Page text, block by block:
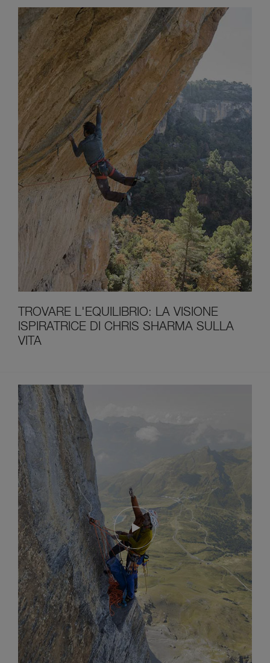
TROVARE L'EQUILIBRIO: LA VISIONE
ISPIRATRICE DI CHRIS SHARMA SULLA
VITA